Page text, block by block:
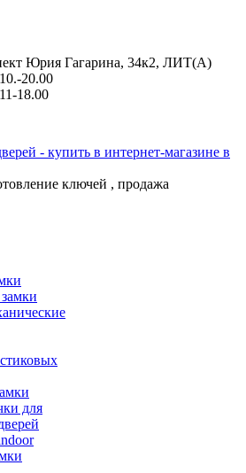
Юрия Гагарина, 34к2, ЛИТ(А)
20.00
18.00
ключей , продажа
для